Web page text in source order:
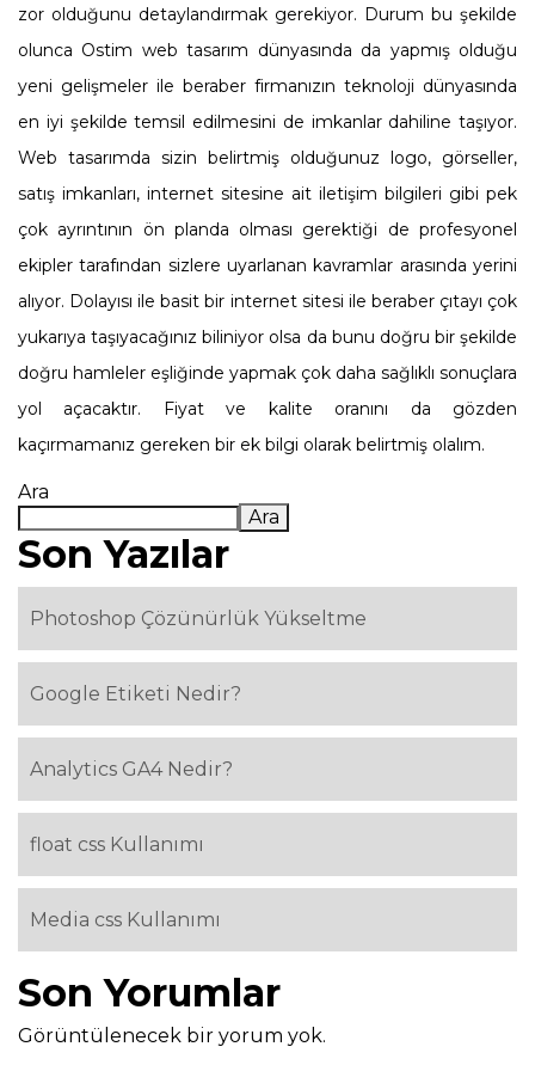
zor olduğunu detaylandırmak gerekiyor. Durum bu şekilde
olunca Ostim web tasarım dünyasında da yapmış olduğu
yeni gelişmeler ile beraber firmanızın teknoloji dünyasında
en iyi şekilde temsil edilmesini de imkanlar dahiline taşıyor.
Web tasarımda sizin belirtmiş olduğunuz logo, görseller,
satış imkanları, internet sitesine ait iletişim bilgileri gibi pek
çok ayrıntının ön planda olması gerektiği de profesyonel
ekipler tarafından sizlere uyarlanan kavramlar arasında yerini
alıyor. Dolayısı ile basit bir internet sitesi ile beraber çıtayı çok
yukarıya taşıyacağınız biliniyor olsa da bunu doğru bir şekilde
doğru hamleler eşliğinde yapmak çok daha sağlıklı sonuçlara
yol açacaktır. Fiyat ve kalite oranını da gözden
kaçırmamanız gereken bir ek bilgi olarak belirtmiş olalım.
Ara
Ara
Son Yazılar
Photoshop Çözünürlük Yükseltme
Google Etiketi Nedir?
Analytics GA4 Nedir?
float css Kullanımı
Media css Kullanımı
Son Yorumlar
Görüntülenecek bir yorum yok.